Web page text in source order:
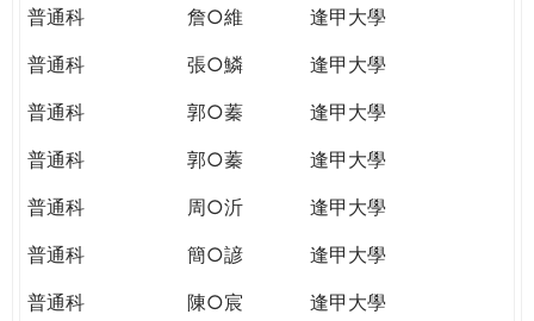
普通科
詹○維
逢甲大學
普通科
張○鱗
逢甲大學
普通科
郭○蓁
逢甲大學
普通科
郭○蓁
逢甲大學
普通科
周○沂
逢甲大學
普通科
簡○諺
逢甲大學
普通科
陳○宸 逢甲大學